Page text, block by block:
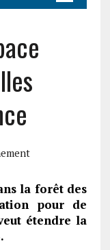
la forêt des
pour de
étendre la